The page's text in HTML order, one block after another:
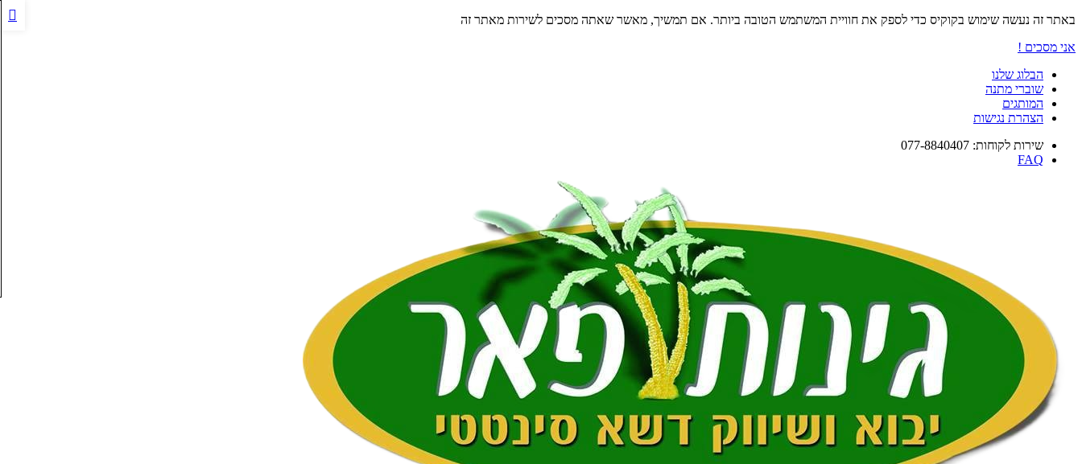
באתר זה נעשה שימוש בקוקיס כדי לספק את חוויית המשתמש הטובה ביותר. אם תמשיך, מאשר שאתה מסכים לשירות מאתר זה
אני מסכים !
הבלוג שלנו
שוברי מתנה
המותגים
הצהרת נגישות
שירות לקוחות: 077-8840407
FAQ